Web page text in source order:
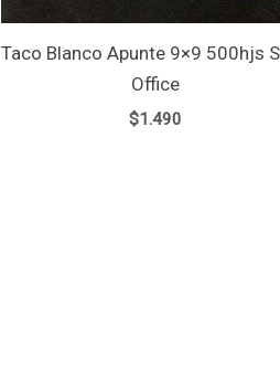
Taco Blanco Apunte 9×9 500hjs
Office
$1.490